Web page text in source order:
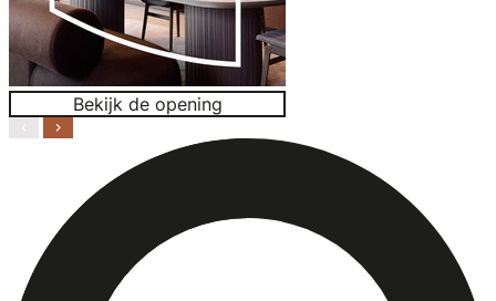
Bekijk de opening